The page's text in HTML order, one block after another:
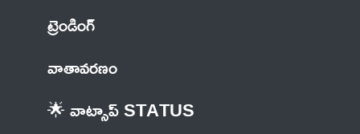
ట్రెండింగ్
వాతావరణం
🌟 వాట్సాప్ STATUS